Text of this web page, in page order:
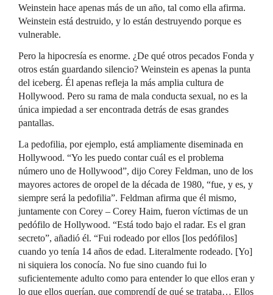
Weinstein hace apenas más de un año, tal como ella afirma.
Weinstein está destruido, y lo están destruyendo porque es
vulnerable.
Pero la hipocresía es enorme. ¿De qué otros pecados Fonda y
otros están guardando silencio? Weinstein es apenas la punta
del iceberg. Él apenas refleja la más amplia cultura de
Hollywood. Pero su rama de mala conducta sexual, no es la
única impiedad a ser encontrada detrás de esas grandes
pantallas.
La pedofilia, por ejemplo, está ampliamente diseminada en
Hollywood. “Yo les puedo contar cuál es el problema
número uno de Hollywood”, dijo Corey Feldman, uno de los
mayores actores de oropel de la década de 1980, “fue, y es, y
siempre será la pedofilia”. Feldman afirma que él mismo,
juntamente con Corey – Corey Haim, fueron víctimas de un
pedófilo de Hollywood. “Está todo bajo el radar. Es el gran
secreto”, añadió él. “Fui rodeado por ellos [los pedófilos]
cuando yo tenía 14 años de edad. Literalmente rodeado. [Yo]
ni siquiera los conocía. No fue sino cuando fui lo
suficientemente adulto como para entender lo que ellos eran y
lo que ellos querían, que comprendí de qué se trataba… Ellos